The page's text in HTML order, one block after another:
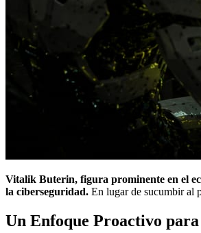
Vitalik Buterin, figura prominente en el
la ciberseguridad. En lugar de sucumbir al
Un Enfoque Proactivo